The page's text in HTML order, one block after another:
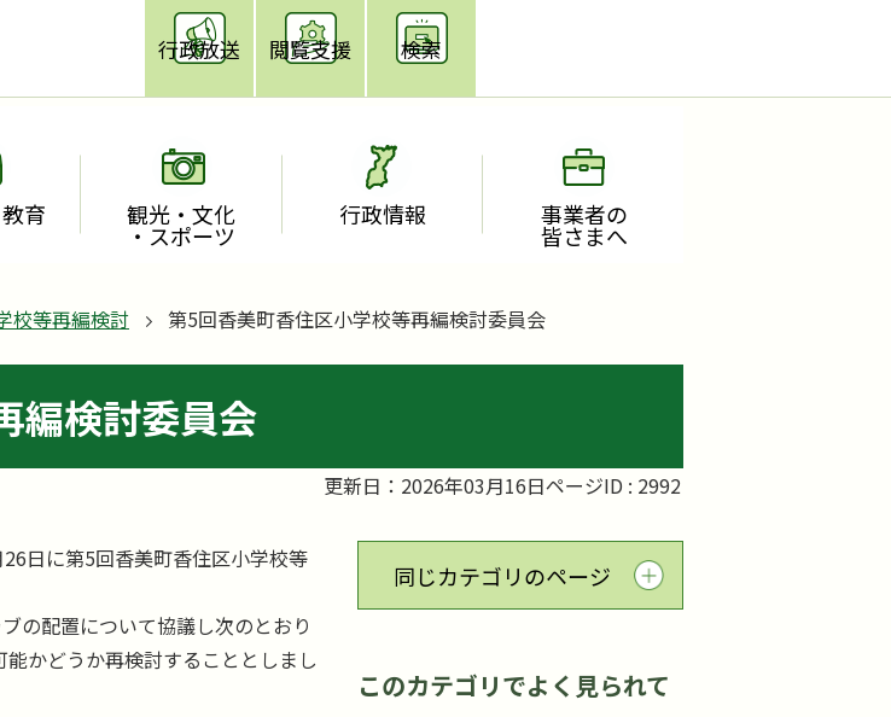
行政放送 閲覧支援 検索
育 観光・文化
・スポーツ
行政情報 事業者の
皆さまへ
校等再編検討 第5回香美町香住区小学校等再編検討委員会
編検討委員会
更新日：2026年03月16日ページID : 2992
日に第5回香美町香住区小学校等
の配置について協議し次のとおり
かどうか再検討することとしまし
同じカテゴリのページ
このカテゴリでよく見られて